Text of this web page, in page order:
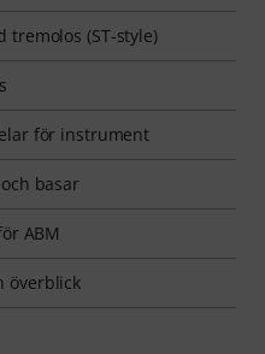
(ST-style)
för instrument
basar
ABM
överblick